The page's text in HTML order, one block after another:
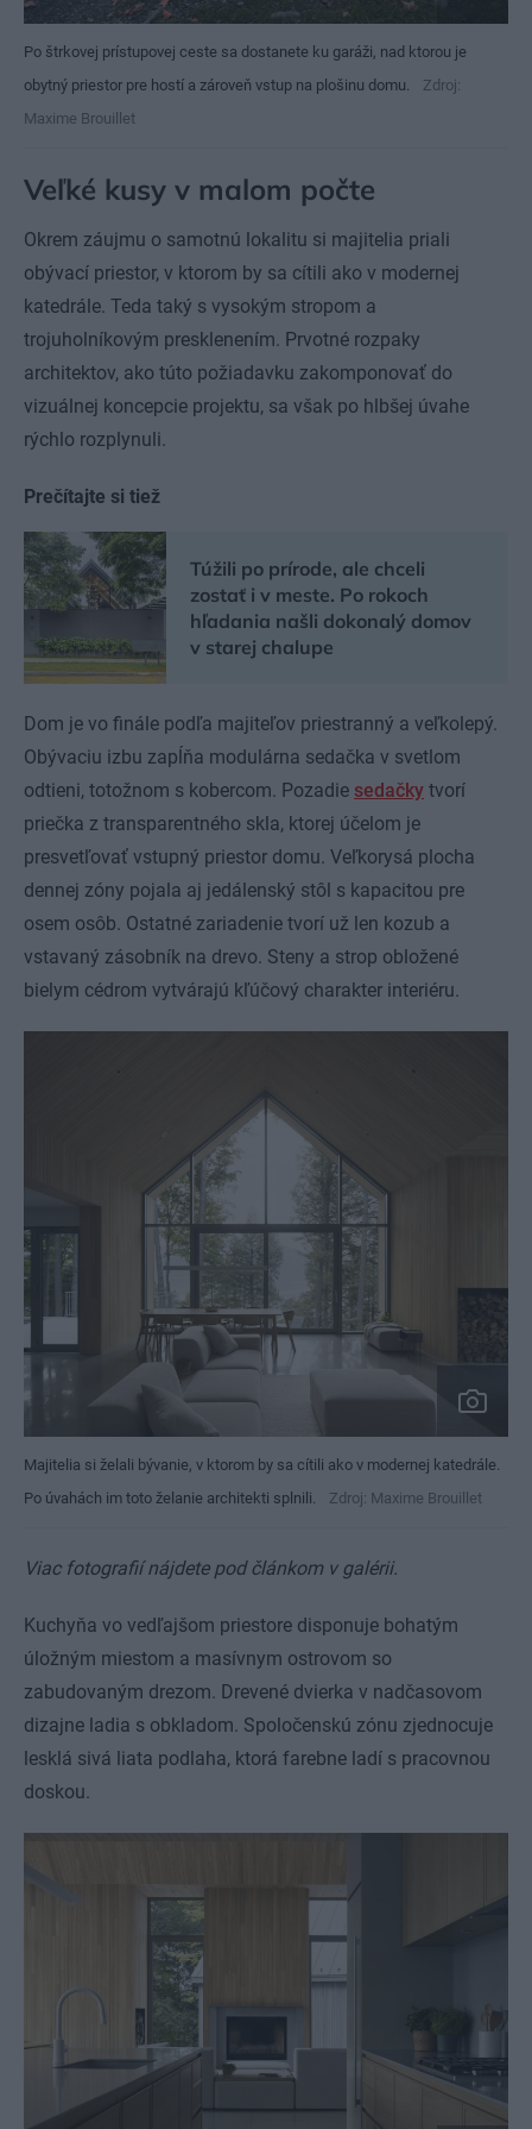
Po štrkovej prístupovej ceste sa dostanete ku garáži, nad ktorou je
obytný priestor pre hostí a zároveň vstup na plošinu domu.
Zdroj:
Maxime Brouillet
Veľké kusy v malom počte
Okrem záujmu o samotnú lokalitu si majitelia priali
obývací priestor, v ktorom by sa cítili ako v modernej
katedrále. Teda taký s vysokým stropom a
trojuholníkovým presklenením. Prvotné rozpaky
architektov, ako túto požiadavku zakomponovať do
vizuálnej koncepcie projektu, sa však po hlbšej úvahe
rýchlo rozplynuli.
Prečítajte si tiež
Túžili po prírode, ale chceli
zostať i v meste. Po rokoch
hľadania našli dokonalý domov
v starej chalupe
Dom je vo finále podľa majiteľov priestranný a veľkolepý.
Obývaciu izbu zapĺňa modulárna sedačka v svetlom
odtieni, totožnom s kobercom. Pozadie sedačky tvorí
priečka z transparentného skla, ktorej účelom je
presvetľovať vstupný priestor domu. Veľkorysá plocha
dennej zóny pojala aj jedálenský stôl s kapacitou pre
osem osôb. Ostatné zariadenie tvorí už len kozub a
vstavaný zásobník na drevo. Steny a strop obložené
bielym cédrom vytvárajú kľúčový charakter interiéru.
Majitelia si želali bývanie, v ktorom by sa cítili ako v modernej katedrále.
Po úvahách im toto želanie architekti splnili.
Zdroj: Maxime Brouillet
Viac fotografií nájdete pod článkom v galérii.
Kuchyňa vo vedľajšom priestore disponuje bohatým
úložným miestom a masívnym ostrovom so
zabudovaným drezom. Drevené dvierka v nadčasovom
dizajne ladia s obkladom. Spoločenskú zónu zjednocuje
lesklá sivá liata podlaha, ktorá farebne ladí s pracovnou
doskou.